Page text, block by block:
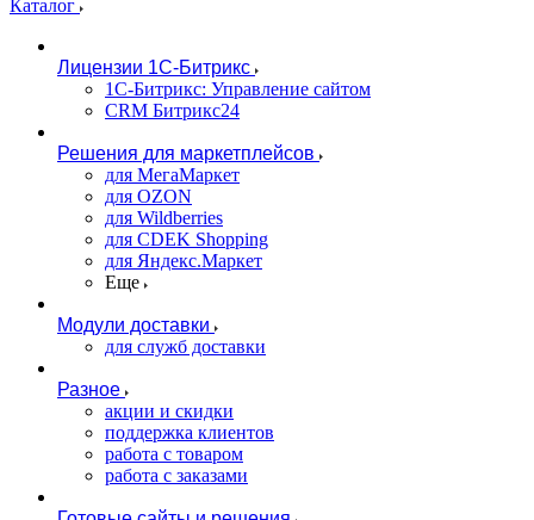
Каталог
Лицензии 1С-Битрикс
1С-Битрикс: Управление сайтом
CRM Битрикс24
Решения для маркетплейсов
для МегаМаркет
для OZON
для Wildberries
для CDEK Shopping
для Яндекс.Маркет
Еще
Модули доставки
для служб доставки
Разное
акции и скидки
поддержка клиентов
работа с товаром
работа с заказами